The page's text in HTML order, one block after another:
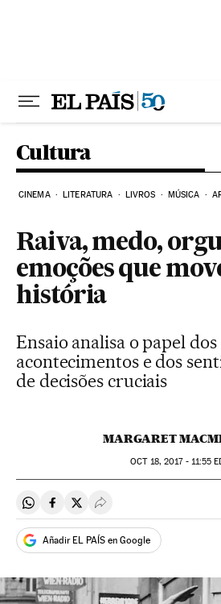
Cultura
CINEMA LITERATURA LIVROS MÚSICA
Raiva, medo,
emoções que
história
Ensaio analisa o papel
acontecimentos e dos
de decisões cruciais
MARGARET
OCT18, 2017 - 11:55
Compartir en Whatsapp
Compartir en Facebook
Compartir en Twitter
Desplegar Redes
Añadir EL PAÍS en Google